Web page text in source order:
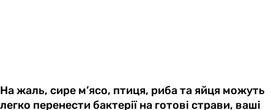
На жаль, сире м’ясо, птиця, риба та яйця можуть
легко перенести бактерії на готові страви, ваші